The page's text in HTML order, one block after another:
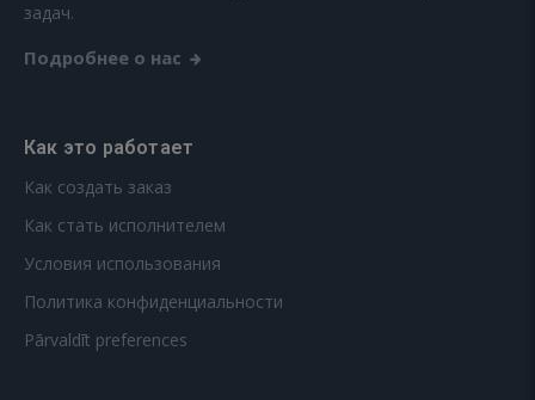
задач.
Подробнее о нас
Как это работает
Как создать заказ
Как стать исполнителем
Условия использования
Политика конфиденциальности
Pārvaldīt preferences